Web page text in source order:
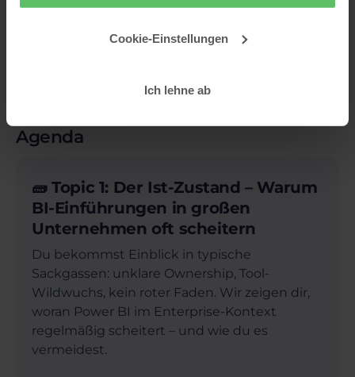
Cookie-Einstellungen
Ich lehne ab
Agenda
🧱 Topic 1: Der Ist-Zustand – Warum
BI-Einführungen in großen
Unternehmen oft scheitern
Du bekommst Einblick in typische
Sackgassen: unklare Ownership, Tool-
Wildwuchs, kein roter Faden. Wir zeigen dir,
woran Power BI im Enterprise-Kontext
regelmäßig scheitert – und wie du es
vermeidest.